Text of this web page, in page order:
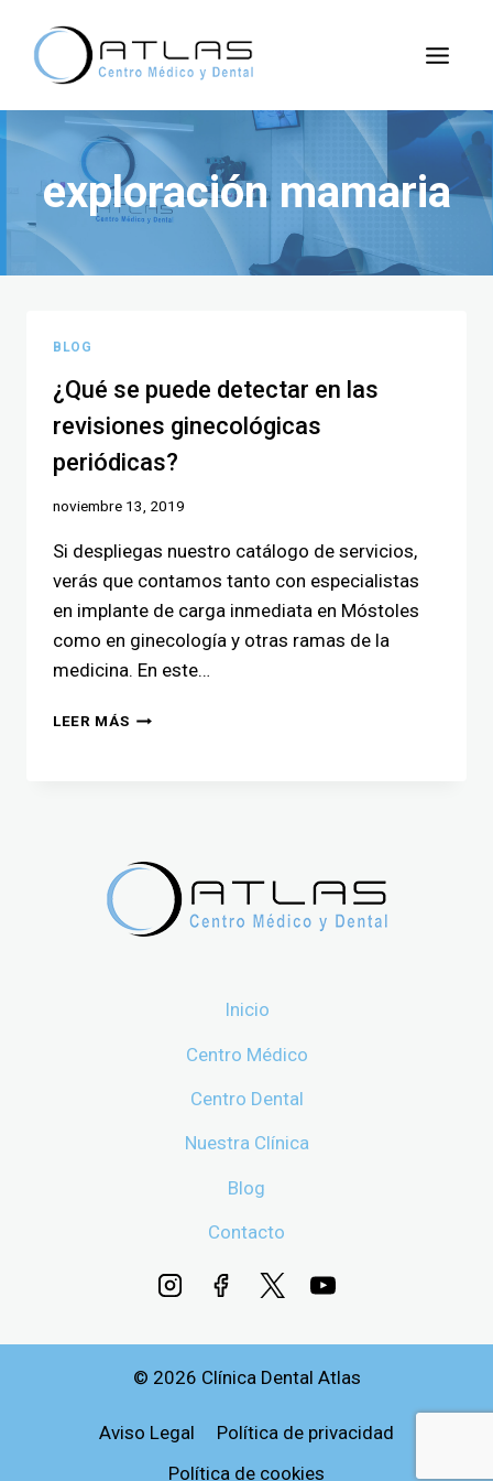
exploración mamaria
BLOG
¿Qué se puede detectar en las
revisiones ginecológicas
periódicas?
noviembre 13, 2019
Si despliegas nuestro catálogo de servicios,
verás que contamos tanto con especialistas
en implante de carga inmediata en Móstoles
como en ginecología y otras ramas de la
medicina. En este…
LEER MÁS
Inicio
Centro Médico
Centro Dental
Nuestra Clínica
Blog
Contacto
© 2026 Clínica Dental Atlas
Aviso Legal
Política de privacidad
Política de cookies